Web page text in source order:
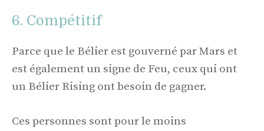
6. Compétitif
Parce que le Bélier est gouverné par Mars et
est également un signe de Feu, ceux qui ont
un Bélier Rising ont besoin de gagner.
Ces personnes sont pour le moins